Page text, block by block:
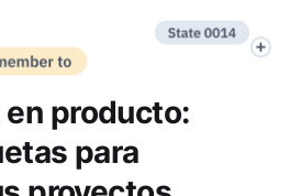
producto:
para